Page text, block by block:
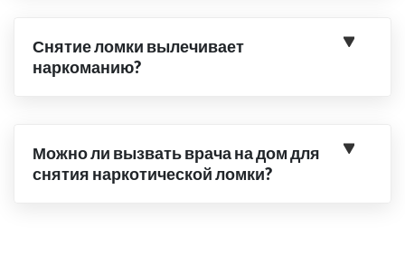
Снятие ломки вылечивает
наркоманию?
Можно ли вызвать врача на дом для
снятия наркотической ломки?